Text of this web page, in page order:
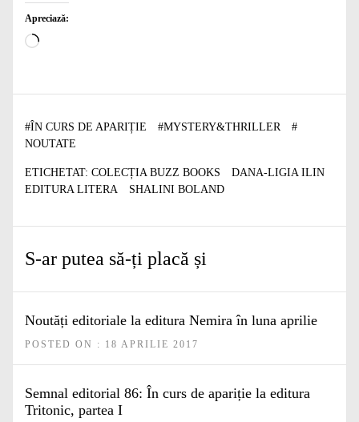
Apreciază:
Încarc...
#ÎN CURS DE APARIȚIE #MYSTERY&THRILLER
#
NOUTATE
ETICHETAT: COLECȚIA BUZZ BOOKS
DANA-LIGIA ILIN
EDITURA LITERA
SHALINI BOLAND
S-ar putea să-ți placă și
Noutăți editoriale la editura Nemira în luna aprilie
POSTED ON : 18 APRILIE 2017
Semnal editorial 86: În curs de apariție la editura
Tritonic, partea I